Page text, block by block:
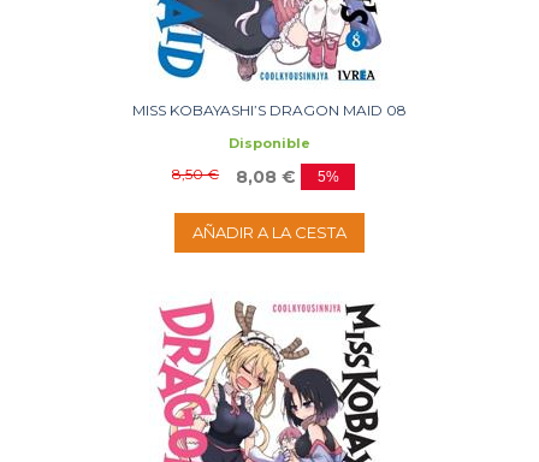
MISS KOBAYASHI’S DRAGON MAID 08
Disponible
8,50 € 8,08 € 5%
AÑADIR A LA CESTA